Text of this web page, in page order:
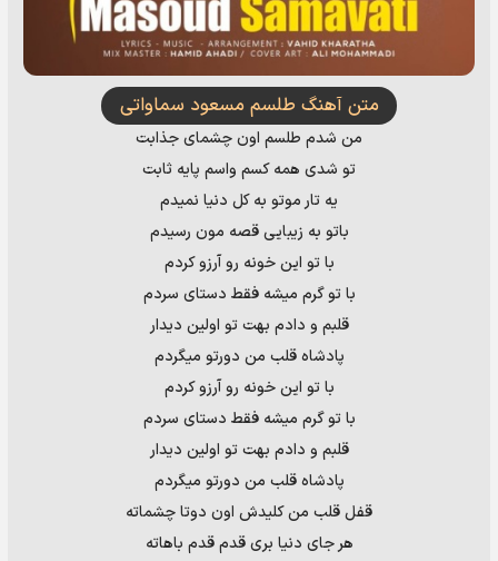
متن آهنگ طلسم مسعود سماواتى
من شدم طلسم اون چشمای جذابت
تو شدی همه کسم واسم پایه ثابت
یه تار موتو به کل دنیا نمیدم
باتو به زیبایی قصه مون رسیدم
با تو این خونه رو آرزو کردم
با تو گرم میشه فقط دستای سردم
قلبم و دادم بهت تو اولین دیدار
پادشاه قلب من دورتو میگردم
با تو این خونه رو آرزو کردم
با تو گرم میشه فقط دستای سردم
قلبم و دادم بهت تو اولین دیدار
پادشاه قلب من دورتو میگردم
قفل قلب من کلیدش اون دوتا چشماته
هر جای دنیا بری قدم قدم باهاته